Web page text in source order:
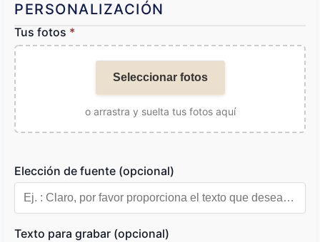
PERSONALIZACIÓN
Tus fotos *
Seleccionar fotos
o arrastra y suelta tus fotos aquí
Elección de fuente (opcional)
Texto para grabar (opcional)